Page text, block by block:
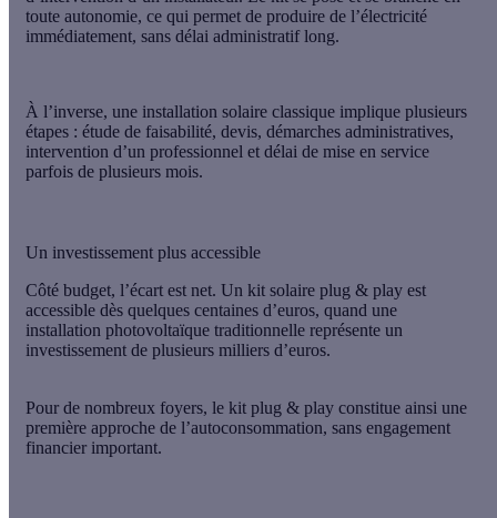
toute autonomie, ce qui permet de produire de l’électricité
immédiatement, sans délai administratif long.
À l’inverse, une installation solaire classique implique plusieurs
étapes : étude de faisabilité, devis, démarches administratives,
intervention d’un professionnel et délai de mise en service
parfois de plusieurs mois.
Un investissement plus accessible
Côté budget, l’écart est net. Un kit solaire plug & play est
accessible dès quelques centaines d’euros, quand une
installation photovoltaïque traditionnelle représente un
investissement de plusieurs milliers d’euros.
Pour de nombreux foyers, le kit plug & play constitue ainsi une
première approche de l’autoconsommation, sans engagement
financier important.